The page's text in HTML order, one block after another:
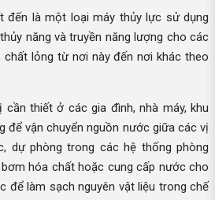
đến là một loại máy thủy lực sử dụng
năng và truyền năng lượng cho các
lỏng từ nơi này đến nơi khác theo
thiết ở các gia đình, nhà máy, khu
để vận chuyển nguồn nước giữa các vị
dự phòng trong các hệ thống phòng
hóa chất hoặc cung cấp nước cho
để làm sạch nguyên vật liệu trong chế